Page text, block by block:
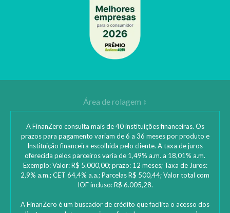
A FinanZero consulta mais de 40 instituições financeiras. Os
prazos para pagamento variam de 6 a 36 meses por produto e
Instituição financeira escolhida pelo cliente. A taxa de juros
oferecida pelos parceiros varia de 1,49% a.m. a 18,01% a.m.
Exemplo: Valor: R$ 5.000,00; prazo: 12 meses; Taxa de Juros:
2,9% a.m.; CET 64,4% a.a.; Parcelas R$ 500,44; Valor total com
IOF incluso: R$ 6.005,28.
A FinanZero é um buscador de crédito que facilita o acesso dos